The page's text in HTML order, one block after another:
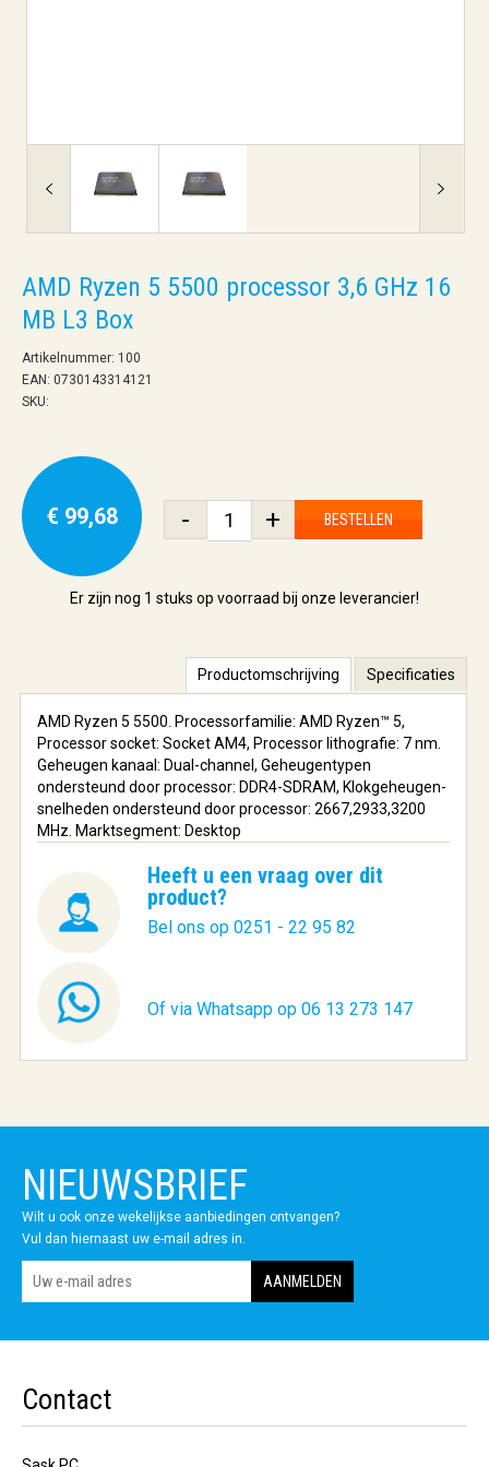
AMD Ryzen 5 5500 processor 3,6 GHz 16
MB L3 Box
Artikelnummer: 100
EAN: 0730143314121
SKU:
€ 99,68 - + BESTELLEN
Er zijn nog 1 stuks op voorraad bij onze leverancier!
Productomschrijving Specificaties
AMD Ryzen 5 5500. Processorfamilie: AMD Ryzen™ 5,
Processor socket: Socket AM4, Processor lithografie: 7 nm.
Geheugen kanaal: Dual-channel, Geheugentypen
ondersteund door processor: DDR4-SDRAM, Klokgeheugen-
snelheden ondersteund door processor: 2667,2933,3200
MHz. Marktsegment: Desktop
Heeft u een vraag over dit
product?
Bel ons op 0251 - 22 95 82
Of via Whatsapp op 06 13 273 147
NIEUWSBRIEF
Wilt u ook onze wekelijkse aanbiedingen ontvangen?
Vul dan hiernaast uw e-mail adres in.
Contact